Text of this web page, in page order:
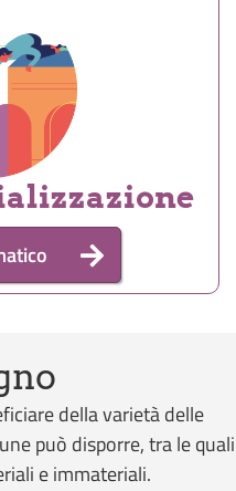
della varietà delle
può disporre, tra le quali
e immateriali.